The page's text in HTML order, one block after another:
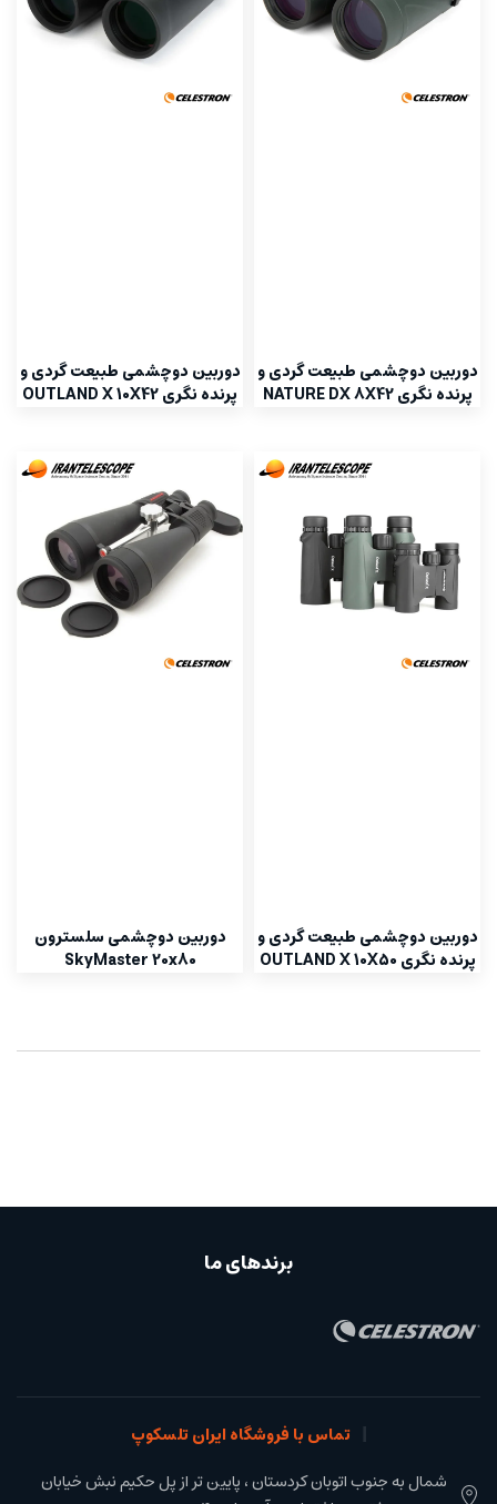
دوربین دوچشمی طبیعت گردی و
پرنده نگری NATURE DX 8X42
دوربین دوچشمی طبیعت گردی و
پرنده نگری OUTLAND X 10X42
دوربین دوچشمی طبیعت گردی و
پرنده نگری OUTLAND X 10X50
دوربین دوچشمی سلسترون
SkyMaster 20x80
برندهای ما
تماس با فروشگاه ایران تلسکوپ
شمال به جنوب اتوبان کردستان ، پایین تر از پل حکیم نبش خیابان